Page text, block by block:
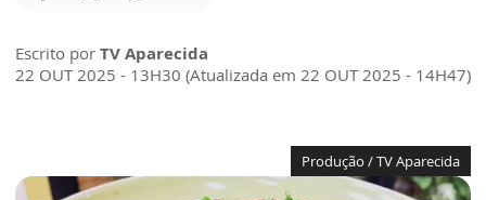
Escrito por TV Aparecida
22 OUT 2025 - 13H30 (Atualizada em 22 OUT 2025 - 14H47)
Produção / TV Aparecida